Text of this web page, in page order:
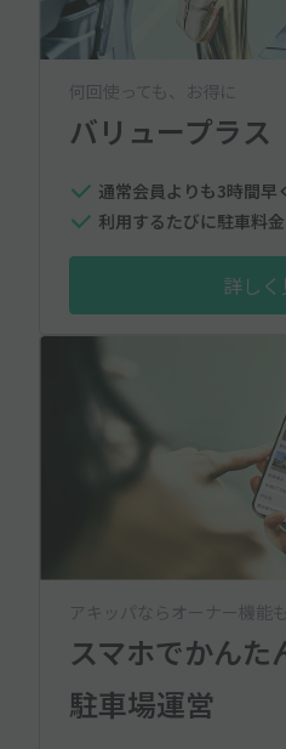
何回使っても、お得に
バリュープラス
通常会員よりも3時間早
利用するたびに駐車料
詳しく
アキッパならオーナー機能
スマホでかんた
駐車場運営